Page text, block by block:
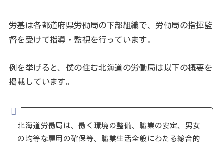
労基は各都道府県労働局の下部組織で、労働局の指揮監
督を受けて指導・監視を行っています。
例を挙げると、僕の住む北海道の労働局は以下の概要を
掲載しています。
北海道労働局は、働く環境の整備、職業の安定、男女
の均等な雇用の確保等、職業生活全般にわたる総合的